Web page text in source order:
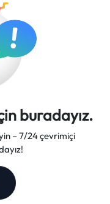
buradayız.
– 7/24 çevrimiçi